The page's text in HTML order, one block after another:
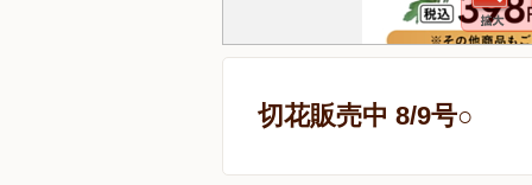
切花販売中 8/9号○